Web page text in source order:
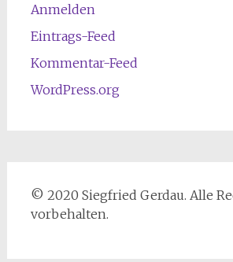
Anmelden
Eintrags-Feed
Kommentar-Feed
WordPress.org
© 2020 Siegfried Gerdau. Alle
vorbehalten.